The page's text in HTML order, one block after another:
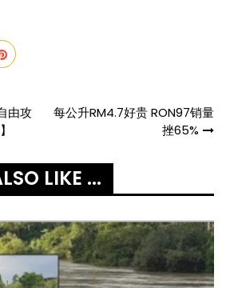
由攻
每公升RM4.7好贵 RON97销量
挫65%
LIKE ...